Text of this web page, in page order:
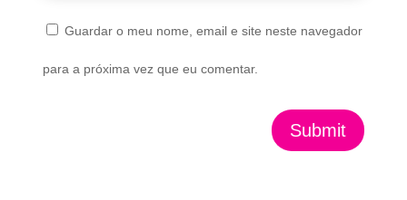
Guardar o meu nome, email e site neste navegador
para a próxima vez que eu comentar.
Submit